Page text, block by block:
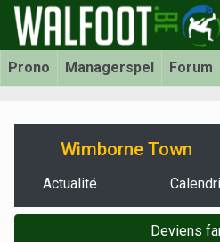
Prono Managerspel Forum
Wimborne Town
Actualité
Deviens